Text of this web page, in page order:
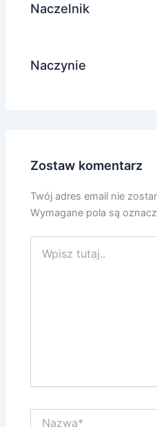
Naczelnik
Naczynie
Zostaw komentarz
Twój adres email nie
Wymagane pola są
tutaj..